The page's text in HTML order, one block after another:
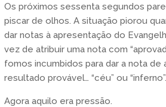
Os próximos sessenta segundos
piscar de olhos. A situação piorou
dar notas à apresentação do
vez de atribuir uma nota com
fomos incumbidos para dar a nota de
resultado provável… “céu” ou “inferno”.
Agora aquilo era pressão.